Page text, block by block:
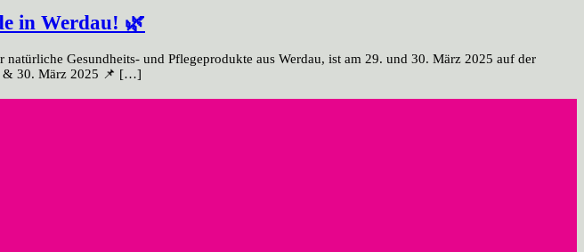
in Werdau! 🌿
Gesundheits- und Pflegeprodukte aus Werdau, ist am 29. und 30. März 2025 auf der
& 30. März 2025 📌 […]